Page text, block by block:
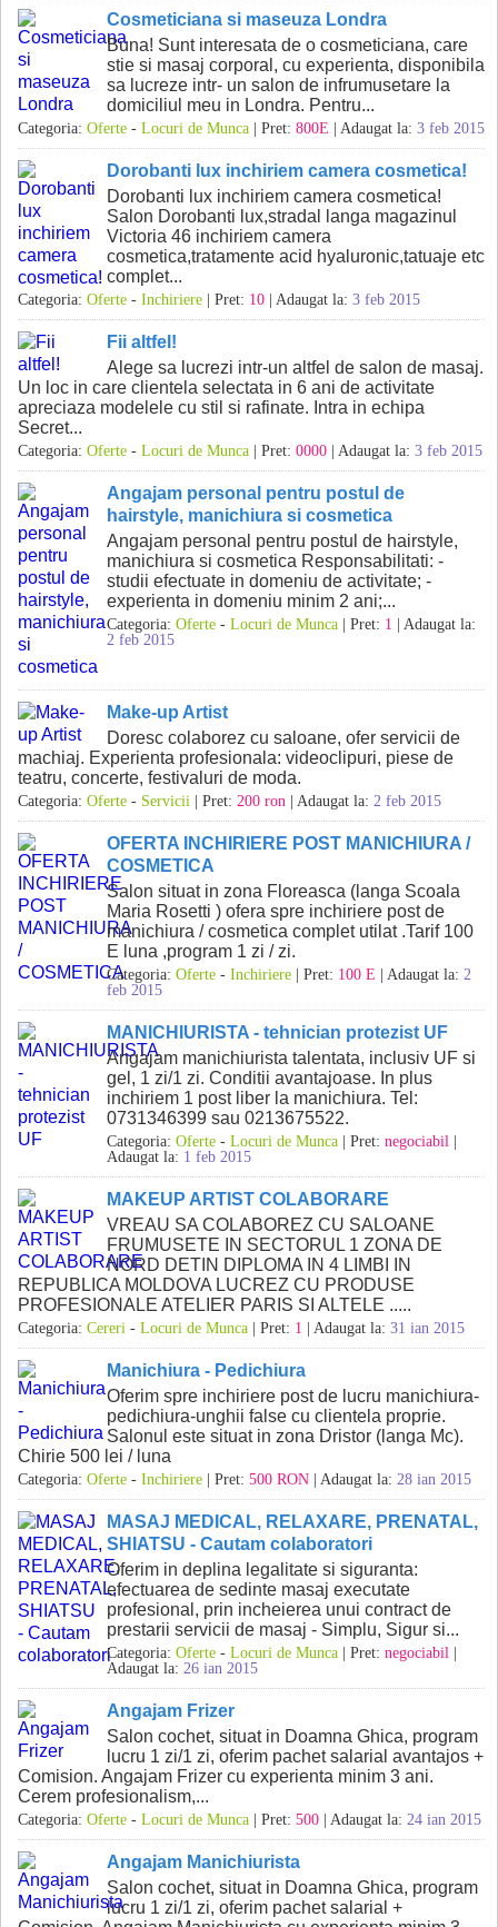
Cosmeticiana si maseuza Londra
Buna! Sunt interesata de o cosmeticiana, care
stie si masaj corporal, cu experienta, disponibila
sa lucreze intr- un salon de infrumusetare la
domiciliul meu in Londra. Pentru...
Categoria: Oferte - Locuri de Munca | Pret: 800E | Adaugat la: 3 feb 2015
Dorobanti lux inchiriem camera cosmetica!
Dorobanti lux inchiriem camera cosmetica!
Salon Dorobanti lux,stradal langa magazinul
Victoria 46 inchiriem camera
cosmetica,tratamente acid hyaluronic,tatuaje etc
complet...
Categoria: Oferte - Inchiriere | Pret: 10 | Adaugat la: 3 feb 2015
Fii altfel!
Alege sa lucrezi intr-un altfel de salon de masaj.
Un loc in care clientela selectata in 6 ani de activitate
apreciaza modelele cu stil si rafinate. Intra in echipa
Secret...
Categoria: Oferte - Locuri de Munca | Pret: 0000 | Adaugat la: 3 feb 2015
Angajam personal pentru postul de
hairstyle, manichiura si cosmetica
Angajam personal pentru postul de hairstyle,
manichiura si cosmetica Responsabilitati: -
studii efectuate in domeniu de activitate; -
experienta in domeniu minim 2 ani;...
Categoria: Oferte - Locuri de Munca | Pret: 1 | Adaugat la:
2 feb 2015
Make-up Artist
Doresc colaborez cu saloane, ofer servicii de
machiaj. Experienta profesionala: videoclipuri, piese de
teatru, concerte, festivaluri de moda.
Categoria: Oferte - Servicii | Pret: 200 ron | Adaugat la: 2 feb 2015
OFERTA INCHIRIERE POST MANICHIURA /
COSMETICA
Salon situat in zona Floreasca (langa Scoala
Maria Rosetti ) ofera spre inchiriere post de
manichiura / cosmetica complet utilat .Tarif 100
E luna ,program 1 zi / zi.
Categoria: Oferte - Inchiriere | Pret: 100 E | Adaugat la: 2
feb 2015
MANICHIURISTA - tehnician protezist UF
Angajam manichiurista talentata, inclusiv UF si
gel, 1 zi/1 zi. Conditii avantajoase. In plus
inchiriem 1 post liber la manichiura. Tel:
0731346399 sau 0213675522.
Categoria: Oferte - Locuri de Munca | Pret: negociabil
Adaugat la: 1 feb 2015
MAKEUP ARTIST COLABORARE
VREAU SA COLABOREZ CU SALOANE
FRUMUSETE IN SECTORUL 1 ZONA DE
NORD DETIN DIPLOMA IN 4 LIMBI IN
REPUBLICA MOLDOVA LUCREZ CU PRODUSE
PROFESIONALE ATELIER PARIS SI ALTELE .....
Categoria: Cereri - Locuri de Munca | Pret: 1 | Adaugat la: 31 ian 2015
Manichiura - Pedichiura
Oferim spre inchiriere post de lucru manichiura-
pedichiura-unghii false cu clientela proprie.
Salonul este situat in zona Dristor (langa Mc).
Chirie 500 lei / luna
Categoria: Oferte - Inchiriere | Pret: 500 RON | Adaugat la: 28 ian 2015
MASAJ MEDICAL, RELAXARE, PRENATAL,
SHIATSU - Cautam colaboratori
Oferim in deplina legalitate si siguranta:
efectuarea de sedinte masaj executate
profesional, prin incheierea unui contract de
prestarii servicii de masaj - Simplu, Sigur si...
Categoria: Oferte - Locuri de Munca | Pret: negociabil
Adaugat la: 26 ian 2015
Angajam Frizer
Salon cochet, situat in Doamna Ghica, program
lucru 1 zi/1 zi, oferim pachet salarial avantajos +
Comision. Angajam Frizer cu experienta minim 3 ani.
Cerem profesionalism,...
Categoria: Oferte - Locuri de Munca | Pret: 500 | Adaugat la: 24 ian 2015
Angajam Manichiurista
Salon cochet, situat in Doamna Ghica, program
lucru 1 zi/1 zi, oferim pachet salarial +